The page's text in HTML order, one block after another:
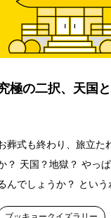
極の二択、天国
葬式も終わり、旅立た
？ 天国？地獄？ やっ
んでしょうか？ とい